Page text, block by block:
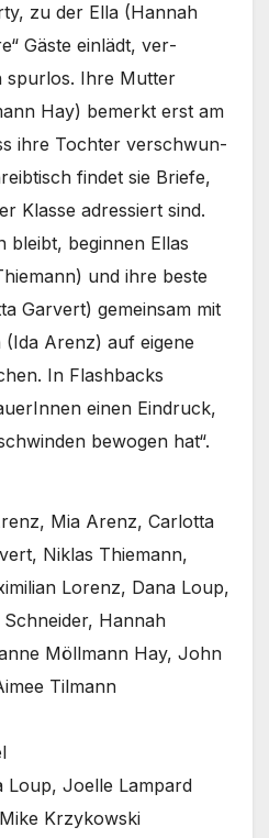
zu der Ella (Han­nah
Gäs­te ein­lädt, ver­
spur­los. Ihre Mut­ter
Hay) bemerkt erst am
ihre Toch­ter ver­schwun­
fin­det sie Brie­fe,
Klas­se adres­siert sind.
bleibt, begin­nen Ellas
und ihre bes­te
Gar­vert) gemein­sam mit
(Ida Are­nz) auf eige­ne
In Flash­backs
einen Ein­druck,
bewo­gen hat“.
Mia Are­nz, Car­lot­ta
Niklas Thie­mann,
Lorenz, Dana Loup,
Han­nah
Möll­mann Hay, John
Til­mann
Loup, Joel­le Lam­pard
Mike Krzy­kow­ski